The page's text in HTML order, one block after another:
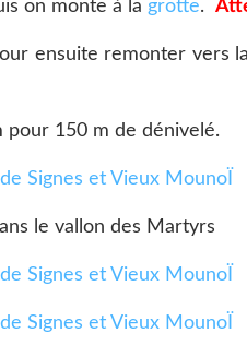
on monte à la grotte.
ensuite remonter vers
pour 150 m de dénivelé.
le vallon des Martyrs